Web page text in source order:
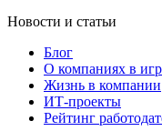
Новости и статьи
Блог
О компаниях в
Жизнь в компании
ИТ-проекты
Рейтинг